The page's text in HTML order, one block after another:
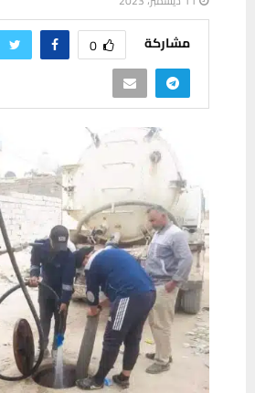
مشاركة 0